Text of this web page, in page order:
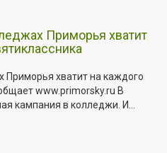
Приморья хватит
хватит на каждого
www.primorsky.ru В
кампания в колледжи. И...